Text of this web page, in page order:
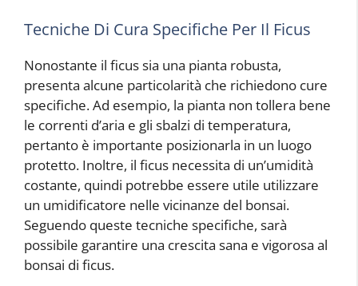
Tecniche Di Cura Specifiche Per Il Ficus
Nonostante il ficus sia una pianta robusta,
presenta alcune particolarità che richiedono cure
specifiche. Ad esempio, la pianta non tollera bene
le correnti d’aria e gli sbalzi di temperatura,
pertanto è importante posizionarla in un luogo
protetto. Inoltre, il ficus necessita di un’umidità
costante, quindi potrebbe essere utile utilizzare
un umidificatore nelle vicinanze del bonsai.
Seguendo queste tecniche specifiche, sarà
possibile garantire una crescita sana e vigorosa al
bonsai di ficus.